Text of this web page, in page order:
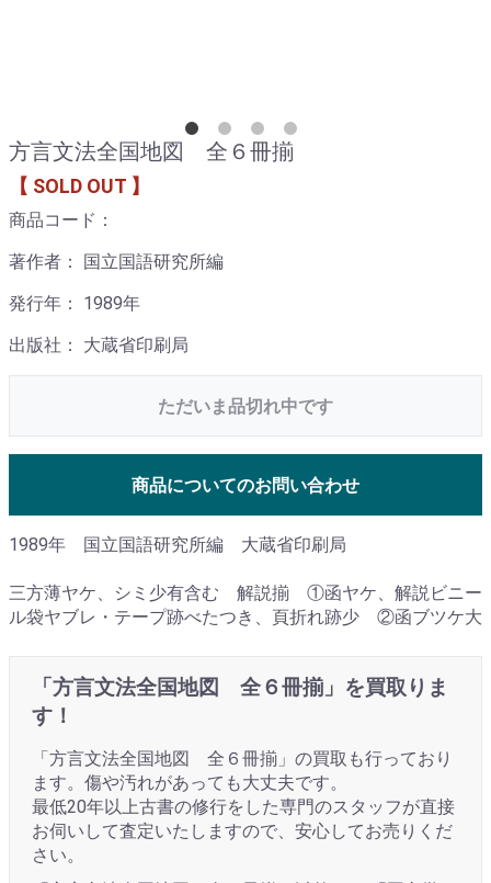
方言文法全国地図 全６冊揃
【 SOLD OUT 】
商品コード：
著作者： 国立国語研究所編
発行年： 1989年
出版社： 大蔵省印刷局
ただいま品切れ中です
商品についてのお問い合わせ
1989年 国立国語研究所編 大蔵省印刷局
三方薄ヤケ、シミ少有含む 解説揃 ①函ヤケ、解説ビニー
ル袋ヤブレ・テープ跡べたつき、頁折れ跡少 ②函ブツケ大
「方言文法全国地図 全６冊揃」を買取りま
す！
「方言文法全国地図 全６冊揃」の買取も行っており
ます。傷や汚れがあっても大丈夫です。
最低20年以上古書の修行をした専門のスタッフが直接
お伺いして査定いたしますので、安心してお売りくだ
さい。